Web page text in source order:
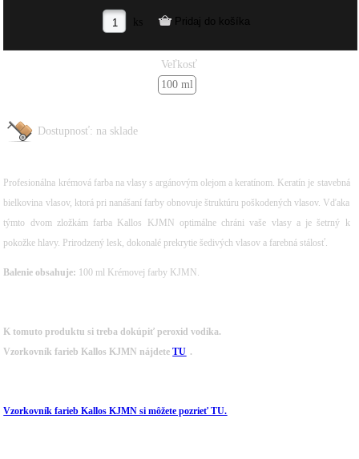
ks
Veľkosť
100 ml
Dostupnosť: na sklade
Profesionálna krémová farba na vlasy s argánovým olejom a keratínom. Keratín je stavebná
bielkovina vlasov, ktorá pri nanášaní farby obnovuje štruktúru poškodených vlasov. Vďaka
týmto dvom zložkám farba Kallos KJMN optimálne chráni vaše vlasy a je šetrný k
pokožke hlavy. Prirodzený lesk, dokonalé prekrytie šedivých vlasov a farebná stálosť.
Balenie obsahuje: 100 ml Krémovej farby KJMN.
K tomuto produktu si treba dokúpiť peroxid vodíka.
Vzorkovník farieb Kallos KJMN nájdeteTU .
Vzorkovník farieb Kallos KJMN si môžete pozrieť TU.